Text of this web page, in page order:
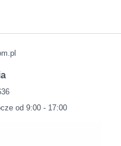
od 9:00 - 17:00